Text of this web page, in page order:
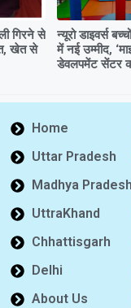
गिरने से
खेत से
न्यूरो डाइवर्स
में नई उम्मीद,
डेवलपमेंट सेंटर
Home
Uttar Pradesh
Madhya
UttraKhand
Chhattisgarh
Delhi
About Us